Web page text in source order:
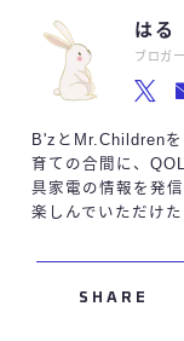
はる
ブロガ
B'zとMr.Children
育ての合間に、
具家電の情報を発
楽しんでいただけ
SHARE